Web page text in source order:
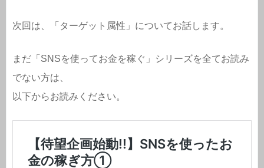
次回は、「ターゲット属性」についてお話します。
まだ「SNSを使ってお金を稼ぐ」シリーズを全てお読み
でない方は、
以下からお読みください。